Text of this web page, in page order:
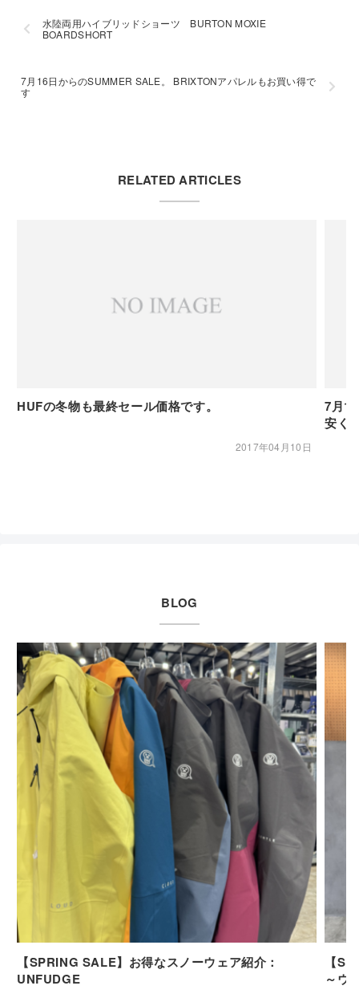
水陸両用ハイブリッドショーツ BURTON MOXIE
BOARDSHORT
7月16日からのSUMMER SALE。 BRIXTONアパレルもお買い得で
す
RELATED ARTICLES
HUFの冬物も最終セール価格です。
2017年04月10日
7月
安く
BLOG
【SPRING SALE】お得なスノーウェア紹介：
UNFUDGE
【
～ウ